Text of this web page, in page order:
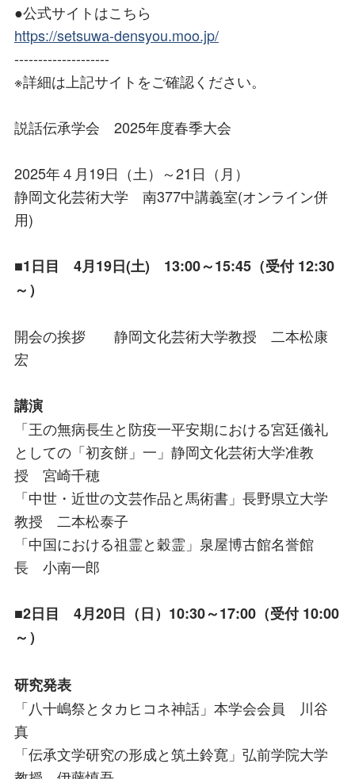
●公式サイトはこちら
https://setsuwa-densyou.moo.jp/
--------------------
※詳細は上記サイトをご確認ください。
説話伝承学会 2025年度春季大会
2025年４月19日（土）～21日（月）
静岡文化芸術大学 南377中講義室(オンライン併
用)
■1日目 4月19日(土) 13:00～15:45（受付 12:30
～）
開会の挨拶 静岡文化芸術大学教授 二本松康
宏
講演
「王の無病長生と防疫一平安期における宮廷儀礼
としての「初亥餅」一」静岡文化芸術大学准教
授 宮崎千穂
「中世・近世の文芸作品と馬術書」長野県立大学
教授 二本松泰子
「中国における祖霊と穀霊」泉屋博古館名誉館
長 小南一郎
■2日目 4月20日（日）10:30～17:00（受付 10:00
～）
研究発表
「八十嶋祭とタカヒコネ神話」本学会会員 川谷
真
「伝承文学研究の形成と筑土鈴寛」弘前学院大学